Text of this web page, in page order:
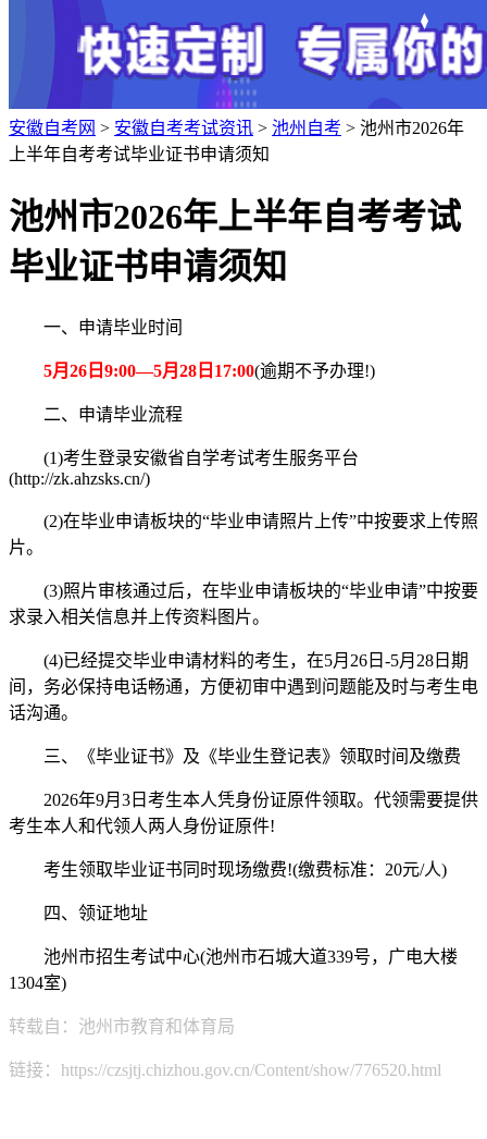
安徽自考网 > 安徽自考考试资讯 > 池州自考 > 池州市2026年
上半年自考考试毕业证书申请须知
池州市2026年上半年自考考试
毕业证书申请须知
一、申请毕业时间
5月26日9:00—5月28日17:00(逾期不予办理!)
二、申请毕业流程
(1)考生登录安徽省自学考试考生服务平台
(http://zk.ahzsks.cn/)
(2)在毕业申请板块的“毕业申请照片上传”中按要求上传照
片。
(3)照片审核通过后，在毕业申请板块的“毕业申请”中按要
求录入相关信息并上传资料图片。
(4)已经提交毕业申请材料的考生，在5月26日-5月28日期
间，务必保持电话畅通，方便初审中遇到问题能及时与考生电
话沟通。
三、《毕业证书》及《毕业生登记表》领取时间及缴费
2026年9月3日考生本人凭身份证原件领取。代领需要提供
考生本人和代领人两人身份证原件!
考生领取毕业证书同时现场缴费!(缴费标准：20元/人)
四、领证地址
池州市招生考试中心(池州市石城大道339号，广电大楼
1304室)
转载自：池州市教育和体育局
链接：https://czsjtj.chizhou.gov.cn/Content/show/776520.html